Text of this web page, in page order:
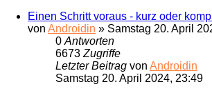
Einen Schritt voraus - kurz oder
von Androidin » Samstag 20. April
0Antworten
6673Zugriffe
Letzter Beitrag von Androidin
Samstag 20. April 2024, 23:49